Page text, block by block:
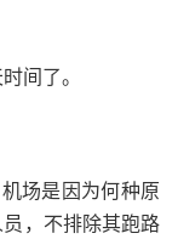
间了。
场是因为何种原
，不排除其跑路